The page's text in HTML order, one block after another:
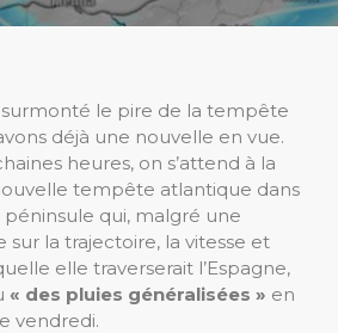
surmonté le pire de la tempête
déjà une nouvelle en vue.
heures, on s’attend à la
tempête atlantique dans
qui, malgré une
sur la trajectoire, la vitesse et
elle traverserait l’Espagne,
« des pluies généralisées » en
vendredi.